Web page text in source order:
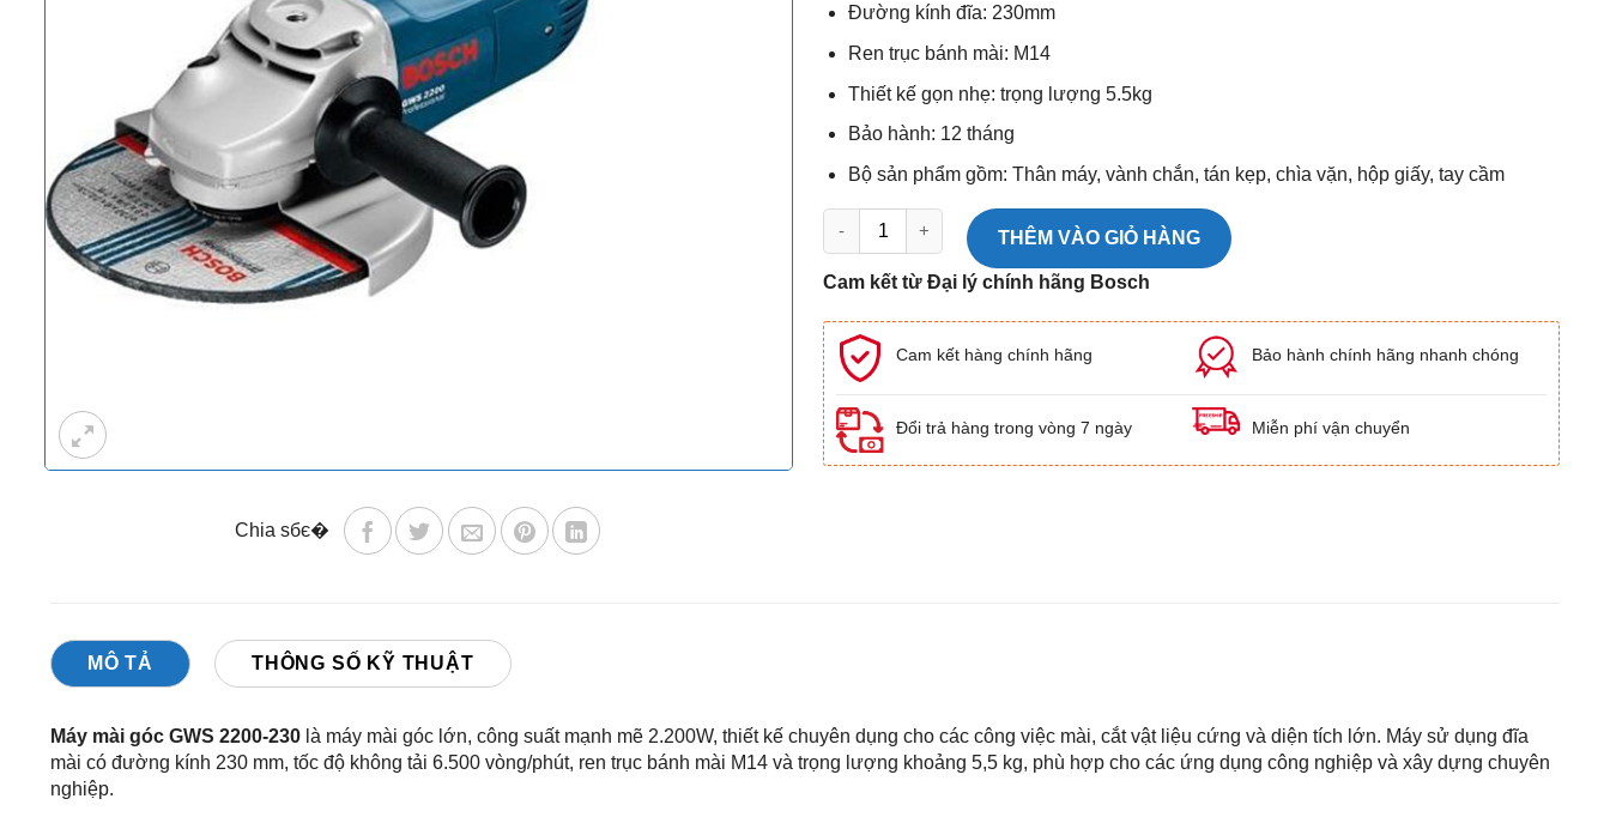
Chia sбє�
Đường kính đĩa: 230mm
Ren trục bánh mài: M14
Thiết kế gọn nhẹ: trọng lượng 5.5kg
Bảo hành: 12 tháng
Bộ sản phẩm gồm: Thân máy, vành chắn, tán kẹp, chìa vặn, hộp giấy, tay cầm
Máy mài góc GWS 2200-230 số lượng
THÊM VÀO GIỎ HÀNG
Cam kết từ Đại lý chính hãng Bosch
Cam kết hàng chính hãng Bảo hành chính hãng nhanh chóng
Đổi trả hàng trong vòng 7 ngày Miễn phí vận chuyển
MÔ TẢ THÔNG SỐ KỸ THUẬT
Máy mài góc GWS 2200-230 là máy mài góc lớn, công suất mạnh mẽ 2.200W, thiết kế chuyên dụng cho các công việc mài, cắt vật liệu cứng và diện tích lớn. Máy sử dụng đĩa
mài có đường kính 230 mm, tốc độ không tải 6.500 vòng/phút, ren trục bánh mài M14 và trọng lượng khoảng 5,5 kg, phù hợp cho các ứng dụng công nghiệp và xây dựng chuyên
nghiệp.